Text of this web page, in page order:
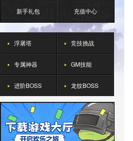
新手礼包 充值中心
浮屠塔 竞技挑战
专属神器 GM技能
进阶BOSS 龙纹BOSS